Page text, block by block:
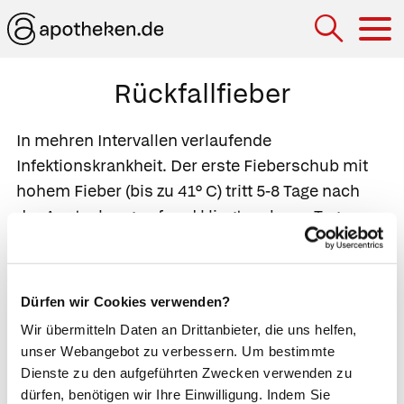
Dürfen wir Cookies verwenden?
Wir übermitteln Daten an Drittanbieter, die uns helfen,
unser Webangebot zu verbessern. Um bestimmte
Dienste zu den aufgeführten Zwecken verwenden zu
dürfen, benötigen wir Ihre Einwilligung. Indem Sie
Rückfallfieber
In mehren Intervallen verlaufende
Infektionskrankheit. Der erste Fieberschub mit
hohem Fieber (bis zu 41° C) tritt 5-8 Tage nach
der Ansteckung auf und klingt mehrere Tage
später wieder ab, kehrt aber bald darauf wieder.
Gleichzeitig bestehen Übelkeit, Kopf- und
Gliederschmerzen, schwellen auch Milz und
Rückfällen werden immer länger und die
Fieberphase hält immer kürzere Zeit an, bis die
Krankheit schließlich vollständig verebbt. Die